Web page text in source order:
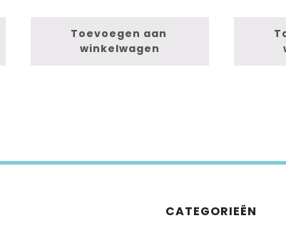
Toevoegen aan
winkelwagen
CATEGORIEËN